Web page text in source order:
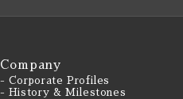
Company
- Corporate Profiles
- History & Milestones